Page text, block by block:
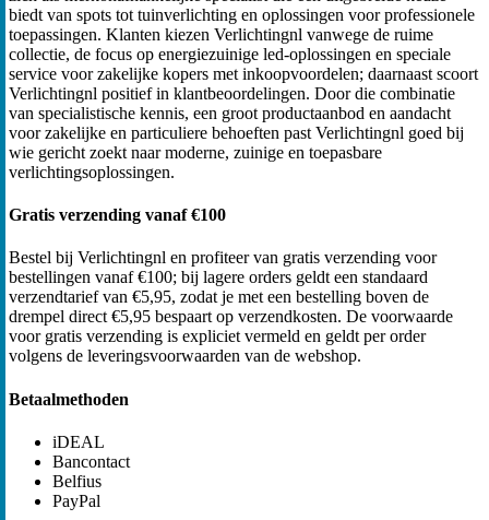
biedt van spots tot tuinverlichting en oplossingen voor professionele
toepassingen. Klanten kiezen Verlichtingnl vanwege de ruime
collectie, de focus op energiezuinige led-oplossingen en speciale
service voor zakelijke kopers met inkoopvoordelen; daarnaast scoort
Verlichtingnl positief in klantbeoordelingen. Door die combinatie
van specialistische kennis, een groot productaanbod en aandacht
voor zakelijke en particuliere behoeften past Verlichtingnl goed bij
wie gericht zoekt naar moderne, zuinige en toepasbare
verlichtingsoplossingen.
Gratis verzending vanaf €100
Bestel bij Verlichtingnl en profiteer van gratis verzending voor
bestellingen vanaf €100; bij lagere orders geldt een standaard
verzendtarief van €5,95, zodat je met een bestelling boven de
drempel direct €5,95 bespaart op verzendkosten. De voorwaarde
voor gratis verzending is expliciet vermeld en geldt per order
volgens de leveringsvoorwaarden van de webshop.
Betaalmethoden
iDEAL
Bancontact
Belfius
PayPal